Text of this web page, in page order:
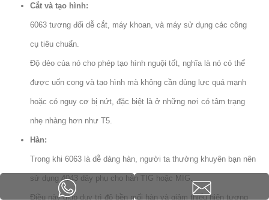
Cắt và tạo hình:
6063 tương đối dễ cắt, máy khoan, và máy sử dụng các công
cụ tiêu chuẩn.
Độ dẻo của nó cho phép tạo hình nguội tốt, nghĩa là nó có thể
được uốn cong và tạo hình mà không cần dùng lực quá mạnh
hoặc có nguy cơ bị nứt, đặc biệt là ở những nơi có tâm trạng
nhẹ nhàng hơn như T5.
Hàn:
Trong khi 6063 là dễ dàng hàn, người ta thường khuyên bạn nên
sử dụng 4043 dây phụ cho hàn TIG hoặc MIG.
Điều này giúp duy trì độ bền mối hàn và giảm thiểu hiện tượng